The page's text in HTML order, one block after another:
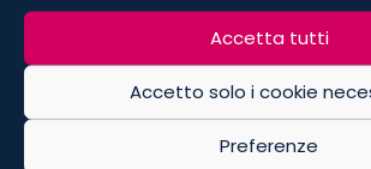
Accetta tutti
Accetto solo i cookie
Preferenze
Cognome*